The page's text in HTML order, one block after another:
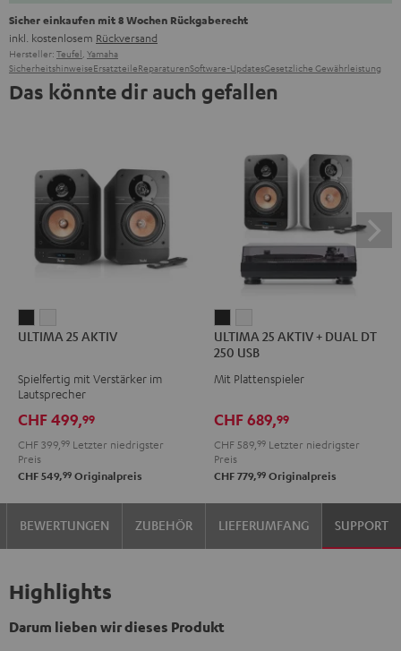
Sicher einkaufen mit 8 Wochen Rückgaberecht
inkl. kostenlosem Rückversand
Hersteller: Teufel, Yamaha
SicherheitshinweiseErsatzteileReparaturenSoftware-UpdatesGesetzliche Gewährleistung
Das könnte dir auch gefallen
25
Night
Black
25
Pure
ULTIMA 25 AKTIV
Spielfertig mit Verstärker im
Lautsprecher
CHF 499,99
CHF 399, 99 Letzter niedrigster
Preis
CHF 549,99 Originalpreis
25
AKTIV
+
DT
250
25
AKTIV
+
DT
250
USB
ULTIMA 25 AKTIV + DUAL DT
250 USB
Mit Plattenspieler
CHF 689,99
CHF 589, 99 Letzter niedrigster
Preis
CHF 779,99 Originalpreis
BEWERTUNGEN ZUBEHÖR LIEFERUMFANG SUPPORT
Highlights
Darum lieben wir dieses Produkt